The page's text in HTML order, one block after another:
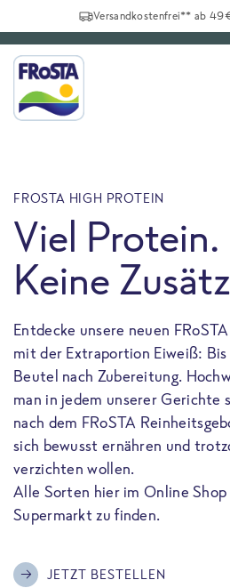
Versandkostenfrei** ab
FROSTA HIGH PROTEIN
Viel Protein.
Keine
Entdecke unsere neuen
mit der Extraportion Eiweiß:
Beutel nach Zubereitung.
man in jedem unserer Gerichte
nach dem FRoSTA
sich bewusst ernähren und
verzichten wollen.
Alle Sorten hier im Online
Supermarkt zu finden.
JETZT BESTELLEN